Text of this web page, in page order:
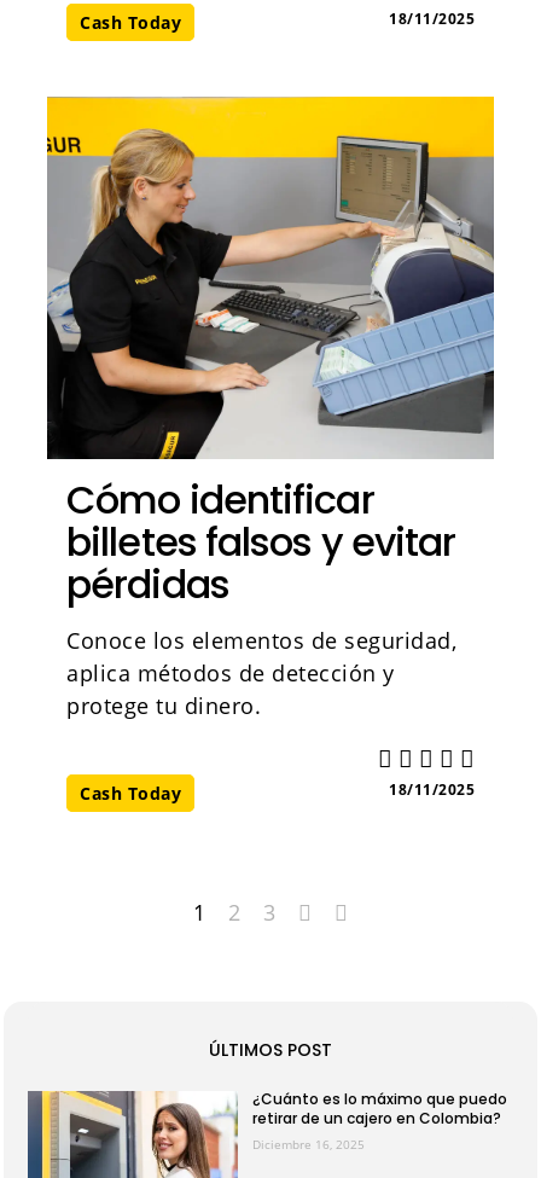
Cash Today 18/11/2025
Cómo identificar
billetes falsos y evitar
pérdidas
Conoce los elementos de seguridad,
aplica métodos de detección y
protege tu dinero.
Cash Today 18/11/2025
1 2 3
ÚLTIMOS POST
¿Cuánto es lo máximo que puedo
retirar de un cajero en Colombia?
Diciembre 16, 2025